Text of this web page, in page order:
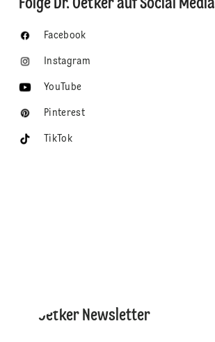
Folge Dr. Oetker auf Social Media
Facebook
Instagram
YouTube
Pinterest
TikTok
Dr. Oetker Newsletter